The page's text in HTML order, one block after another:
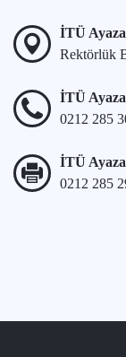
İTÜ
Rektörlük
İTÜ
0212 285
İTÜ
0212 285